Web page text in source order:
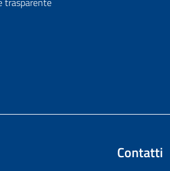
Contatti